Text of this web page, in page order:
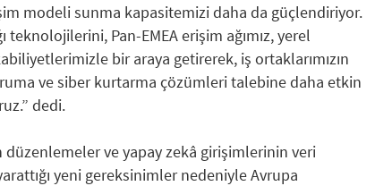
modeli sunma kapasitemizi daha da güçlendiriyor.
teknolojilerini, Pan-EMEA erişim ağımız, yerel
bir araya getirerek, iş ortaklarımızın
ve siber kurtarma çözümleri talebine daha etkin
dedi.
düzenlemeler ve yapay zekâ girişimlerinin veri
yeni gereksinimler nedeniyle Avrupa